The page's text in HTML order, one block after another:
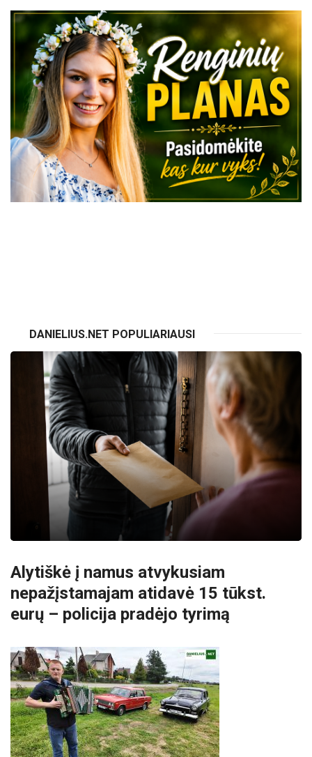
DANIELIUS.NET POPULIARIAUSI
Alytiškė į namus atvykusiam
nepažįstamajam atidavė 15 tūkst.
eurų – policija pradėjo tyrimą